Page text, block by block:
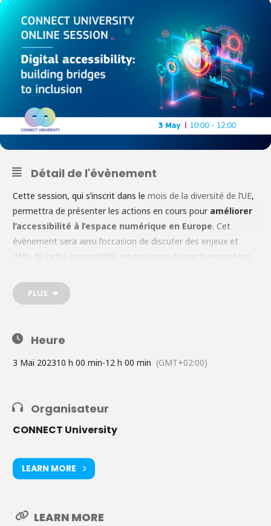
Détail de l'évènement
Cette session, qui s’inscrit dans le mois de la diversité de l’UE,
permettra de présenter les actions en cours pour améliorer
l’accessibilité à l’espace numérique en Europe. Cet
évènement sera ainsi l’occasion de discuter des enjeux et
défis de cette accessibilité, en présence d’experts européens
société. Retrouvez plus d’informations sur le programme, les
intervenants et les modalités d’inscription à la session
PLUS
Heure
3 Mai 202310 h 00 min-12 h 00 min (GMT+02:00)
Organisateur
CONNECT University
LEARN MORE
LEARN MORE